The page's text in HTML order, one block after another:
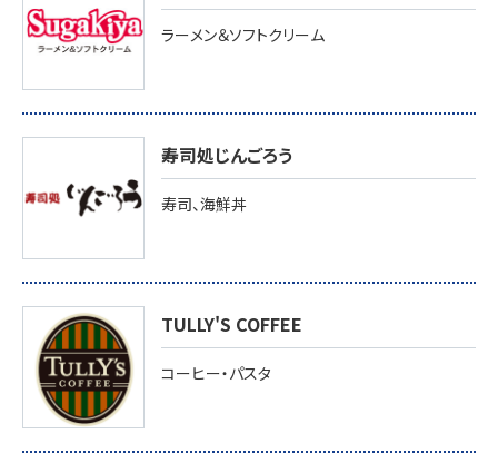
ラーメン＆ソフトクリーム
寿司処じんごろう
寿司、海鮮丼
TULLY'S COFFEE
コーヒー・パスタ